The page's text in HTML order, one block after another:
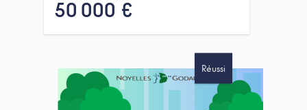
50 000 €
Réussi